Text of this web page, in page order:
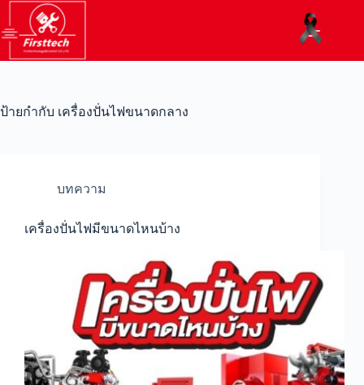
ป้ายกำกับ เครื่องปั่นไฟขนาดกลาง
บทความ
เครื่องปั่นไฟมีขนาดไหนบ้าง